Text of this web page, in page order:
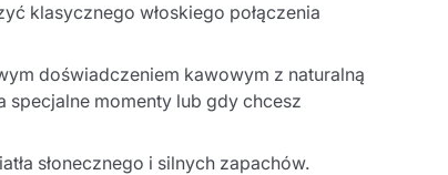
klasycznego włoskiego połączenia
doświadczeniem kawowym z naturalną
specjalne momenty lub gdy chcesz
słonecznego i silnych zapachów.